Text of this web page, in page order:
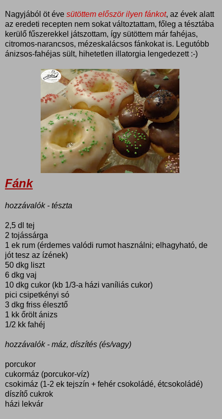
Nagyjából öt éve sütöttem először ilyen fánkot, az évek alatt
az eredeti recepten nem sokat változtattam, főleg a tésztába
kerülő fűszerekkel játszottam, így sütöttem már fahéjas,
citromos-narancsos, mézeskalácsos fánkokat is. Legutóbb
ánizsos-fahéjas sült, hihetetlen illatorgia lengedezett :-)
Fánk
hozzávalók - tészta
2,5 dl tej
2 tojássárga
1 ek rum (érdemes valódi rumot használni; elhagyható, de
jót tesz az ízének)
50 dkg liszt
6 dkg vaj
10 dkg cukor (kb 1/3-a házi vaníliás cukor)
pici csipetkényi só
3 dkg friss élesztő
1 kk őrölt ánizs
1/2 kk fahéj
hozzávalók - máz, díszítés (és/vagy)
porcukor
cukormáz (porcukor-víz)
csokimáz (1-2 ek tejszín + fehér csokoládé, étcsokoládé)
díszítő cukrok
házi lekvár